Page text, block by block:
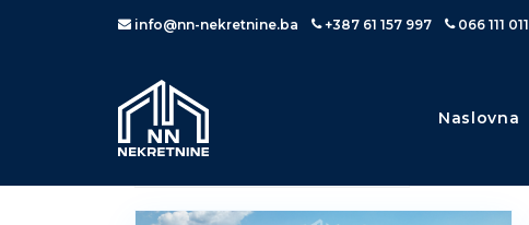
info@nn-nekretnine.ba +387 61 157 997 066 111 011
Naslovna